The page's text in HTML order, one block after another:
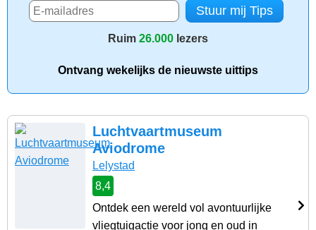
Ruim 26.000 lezers
Ontvang wekelijks de nieuwste uittips
Luchtvaartmuseum
Aviodrome
Lelystad
8,4
Ontdek een wereld vol avontuurlijke
vliegtuigactie voor jong en oud in